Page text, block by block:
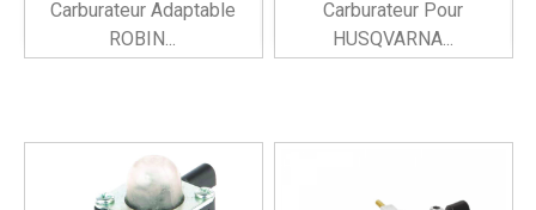
Carburateur Adaptable
ROBIN...
Carburateur Pour
HUSQVARNA...